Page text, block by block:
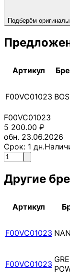
Подберём
Артикул
F00VC01023
F00VC01023
5 200.00 ₽
обн. 23.06.2026
Срок: 1 дн.
Другие
Артикул
F00VC01023
F00VC01023